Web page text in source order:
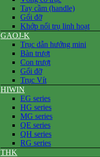
Tay cầm (handle)
Gối đỡ
Khớp nối trụ linh hoạt
GAOJ-K
Trục dẫn hướng mini
Bàn trượt
Con trượt
Gối đỡ
Trục Vít
HIWIN
EG series
HG series
MG series
QE series
QH series
RG series
THK